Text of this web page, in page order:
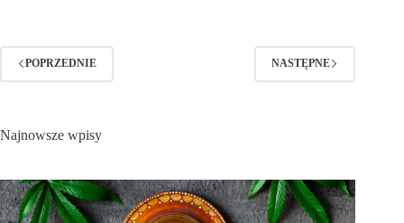
POPRZEDNIE NASTĘPNE
Najnowsze wpisy